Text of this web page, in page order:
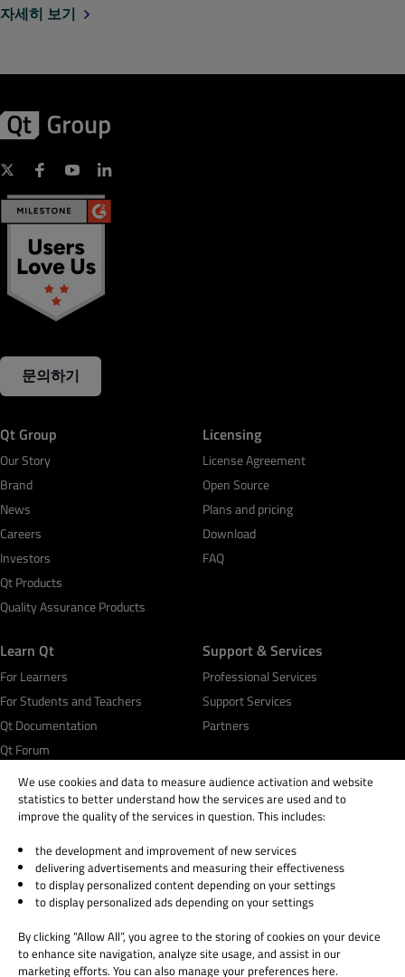
자세히 보기
문의하기
Qt Group
Our Story
Brand
News
Careers
Investors
Qt Products
Quality Assurance Products
Licensing
License Agreement
Open Source
Plans and pricing
Download
FAQ
Learn Qt
For Learners
For Students and Teachers
Qt Documentation
Qt Forum
Support & Services
Professional Services
Support Services
Partners
© 2026 The Qt Company
Legal Notice
Privacy and Cookie Policy
Trust Center
Cookie Settings
We use cookies and data to measure audience activation and website
statistics to better understand how the services are used and to
improve the quality of the services in question. This includes:
the development and improvement of new services
delivering advertisements and measuring their effectiveness
to display personalized content depending on your settings
to display personalized ads depending on your settings
By clicking “Allow All”, you agree to the storing of cookies on your device
to enhance site navigation, analyze site usage, and assist in our
marketing efforts. You can also manage your preferences here.